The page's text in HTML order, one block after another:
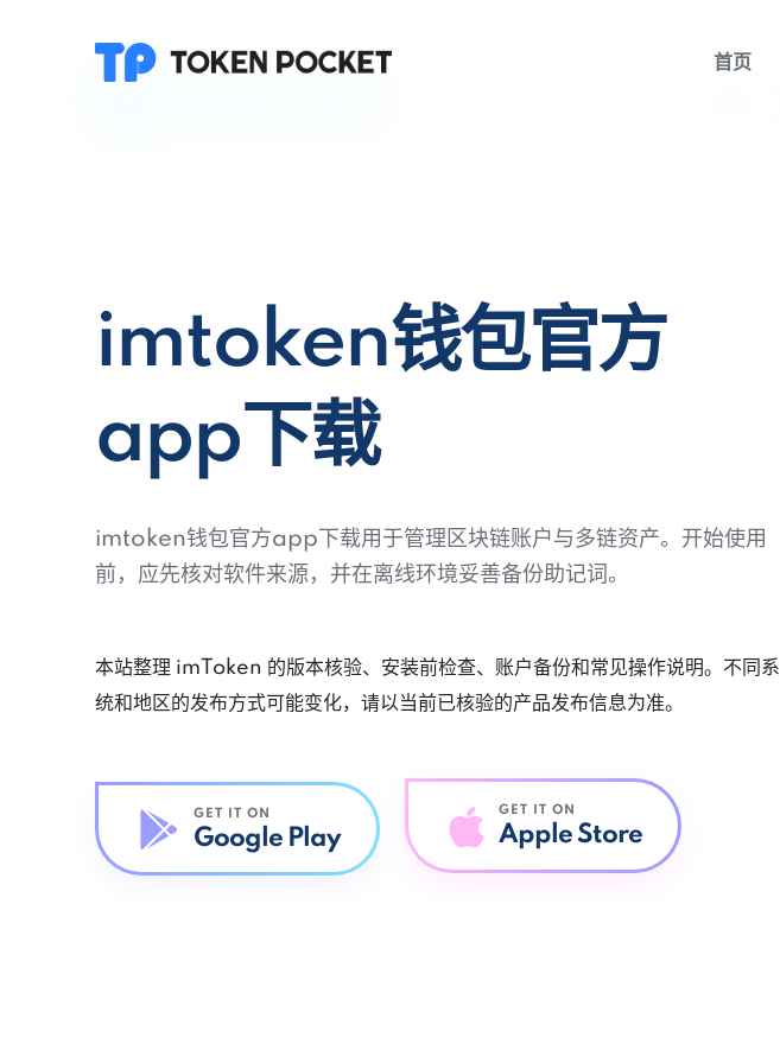
首页
imtoken钱包官方
app下载
imtoken钱包官方app下载用于管理区块链账户与多链资产。开始使用
前，应先核对软件来源，并在离线环境妥善备份助记词。
本站整理 imToken 的版本核验、安装前检查、账户备份和常见操作说明。不同系
统和地区的发布方式可能变化，请以当前已核验的产品发布信息为准。
GET IT ON
Google Play
GET IT ON
Apple Store